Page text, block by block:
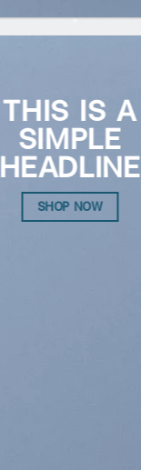
THIS IS A
SIMPLE
HEADLINE
SHOP NOW